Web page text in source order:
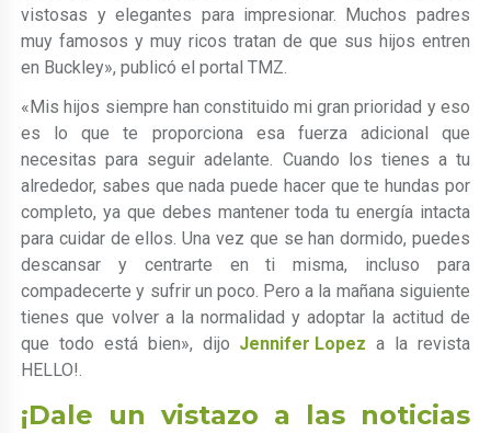
vistosas y elegantes para impresionar. Muchos padres
muy famosos y muy ricos tratan de que sus hijos entren
en Buckley», publicó el portal TMZ.
«Mis hijos siempre han constituido mi gran prioridad y eso
es lo que te proporciona esa fuerza adicional que
necesitas para seguir adelante. Cuando los tienes a tu
alrededor, sabes que nada puede hacer que te hundas por
completo, ya que debes mantener toda tu energía intacta
para cuidar de ellos. Una vez que se han dormido, puedes
descansar y centrarte en ti misma, incluso para
compadecerte y sufrir un poco. Pero a la mañana siguiente
tienes que volver a la normalidad y adoptar la actitud de
que todo está bien», dijo Jennifer Lopez a la revista
HELLO!.
¡Dale un vistazo a las noticias